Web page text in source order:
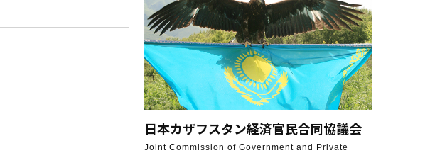
日本カザフスタン経済官民合同協議会
Joint Commission of Government and Private